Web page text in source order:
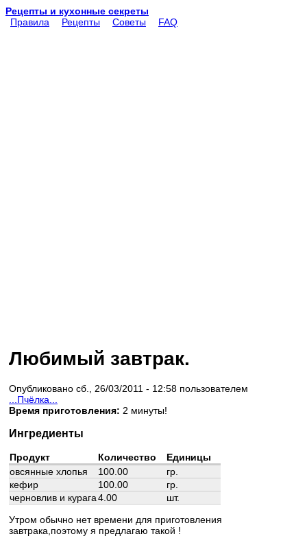
Рецепты и кухонные секреты
Правила
Рецепты Советы FAQ
Любимый завтрак.
Опубликовано сб., 26/03/2011 - 12:58 пользователем
...Пчёлка...
Время приготовления: 2 минуты!
Ингредиенты
Продукт Количество
Единицы
овсянные хлопья
100.00
гр.
кефир
100.00
гр.
черновлив и курага4.00
шт.
Утром обычно нет времени для приготовления
завтрака,поэтому я предлагаю такой !